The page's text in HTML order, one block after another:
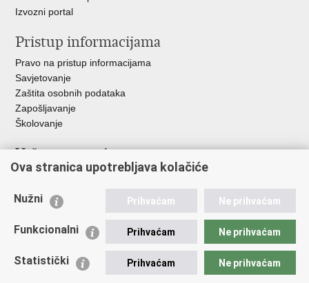
Izvozni portal
Pristup informacijama
Pravo na pristup informacijama
Savjetovanje
Zaštita osobnih podataka
Zapošljavanje
Školovanje
Važne poveznice
Ministarstvo unutarnjih poslova
Udruge
Policijska akademija
Zaklada policijske solidarnosti
Ova stranica upotrebljava kolačiće
Nužni Prihvaćam Ne prihvaćam
Funkcionalni Prihvaćam Ne prihvaćam
Statistički Prihvaćam Ne prihvaćam